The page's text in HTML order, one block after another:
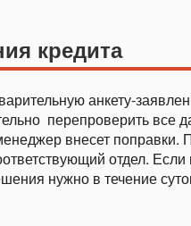
кредита
анкету-
перепроверить все
внесет поправки.
отдел.
нужно в течение